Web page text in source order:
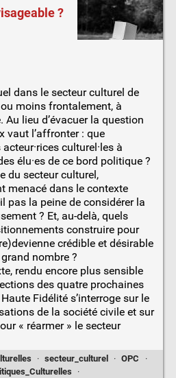
?
dans le secteur culturel de
ou moins frontalement, à
Au lieu d’évacuer la question
vaut l’affronter : que
culturel·les à
élu·es de ce bord politique ?
du secteur culturel,
menacé dans le contexte
pas la peine de considérer la
? Et, au-delà, quels
construire pour
crédible et désirable
nombre ?
rendu encore plus sensible
des quatre prochaines
Fidélité s’interroge sur le
de la société civile et sur
« réarmer » le secteur
· secteur_culturel · OPC
·
·